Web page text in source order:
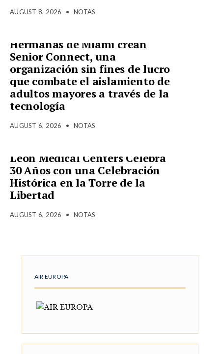
AUGUST 8, 2026 • NOTAS
Hermanas de Miami crean
Senior Connect, una
organización sin fines de lucro
que combate el aislamiento de
adultos mayores a través de la
tecnología
AUGUST 6, 2026 • NOTAS
Leon Medical Centers Celebra
30 Años con una Celebración
Histórica en la Torre de la
Libertad
AUGUST 6, 2026 • NOTAS
AIR EUROPA